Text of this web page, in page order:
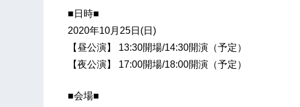
■日時■
2020年10月25日(日)
【昼公演】 13:30開場/14:30開演（予定）
【夜公演】 17:00開場/18:00開演（予定）
■会場■